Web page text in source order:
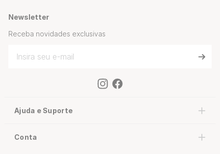
Newsletter
Receba novidades exclusivas
Ajuda e Suporte
Conta